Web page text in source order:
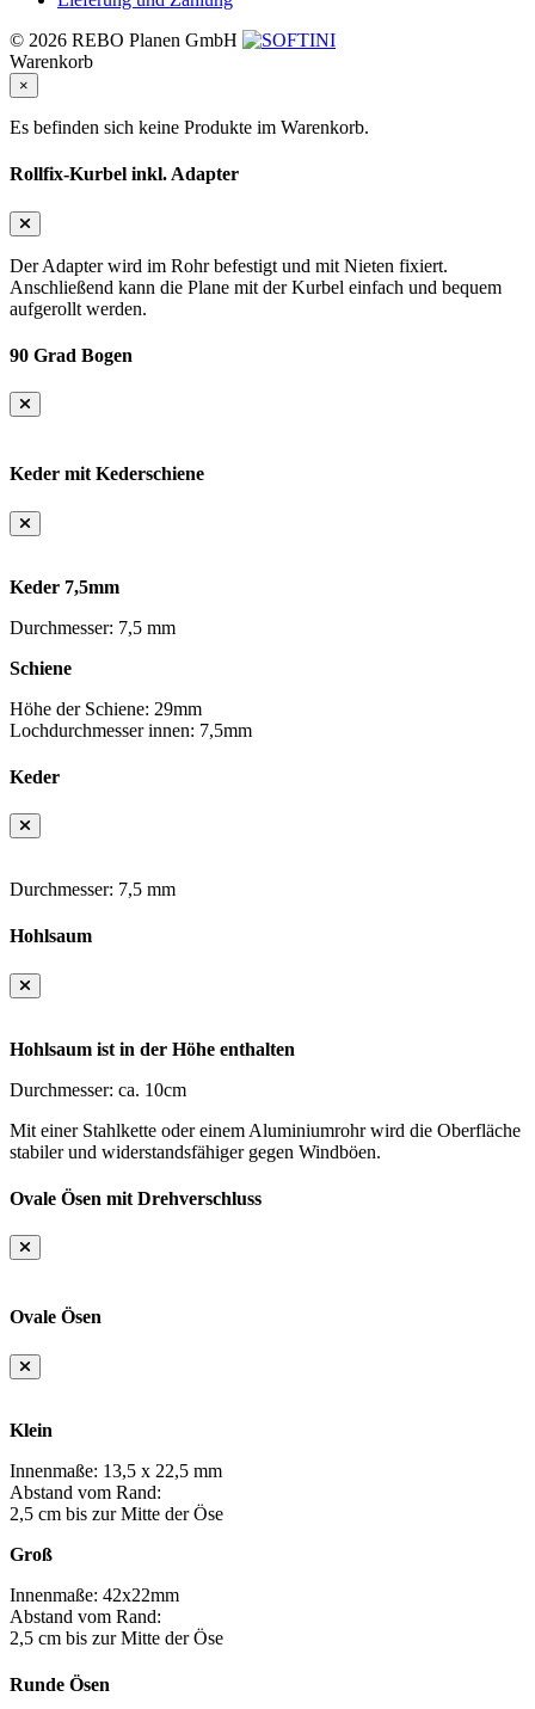
© 2026 REBO Planen GmbH
Warenkorb
×
Es befinden sich keine Produkte im Warenkorb.
Rollfix-Kurbel inkl. Adapter
Der Adapter wird im Rohr befestigt und mit Nieten fixiert.
Anschließend kann die Plane mit der Kurbel einfach und bequem
aufgerollt werden.
90 Grad Bogen
Keder mit Kederschiene
Keder 7,5mm
Durchmesser: 7,5 mm
Schiene
Höhe der Schiene: 29mm
Lochdurchmesser innen: 7,5mm
Keder
Durchmesser: 7,5 mm
Hohlsaum
Hohlsaum ist in der Höhe enthalten
Durchmesser: ca. 10cm
Mit einer Stahlkette oder einem Aluminiumrohr wird die Oberfläche
stabiler und widerstandsfähiger gegen Windböen.
Ovale Ösen mit Drehverschluss
Ovale Ösen
Klein
Innenmaße: 13,5 x 22,5 mm
Abstand vom Rand:
2,5 cm bis zur Mitte der Öse
Groß
Innenmaße: 42x22mm
Abstand vom Rand:
2,5 cm bis zur Mitte der Öse
Runde Ösen